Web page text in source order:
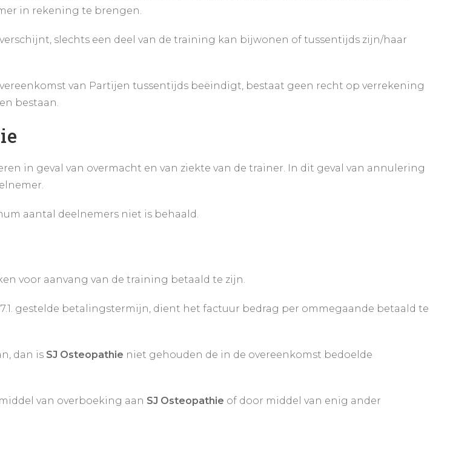
in rekening te brengen.
slechts een deel van de training kan bijwonen of tussentijds zijn/haar
van Partijen tussentijds beëindigt, bestaat geen recht op verrekening
bestaan.
in geval van overmacht en van ziekte van de trainer. In dit geval van annulering
aantal deelnemers niet is behaald.
voor aanvang van de training betaald te zijn.
gestelde betalingstermijn, dient het factuur bedrag per ommegaande betaald te
dan is SJ Osteopathie niet gehouden de in de overeenkomst bedoelde
van overboeking aan SJ Osteopathie of door middel van enig ander